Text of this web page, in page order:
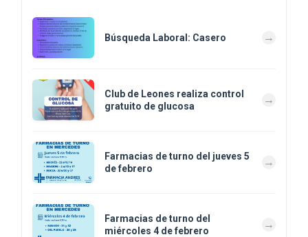
Búsqueda Laboral: Casero
Club de Leones realiza control
gratuito de glucosa
Farmacias de turno del jueves 5
de febrero
Farmacias de turno del
miércoles 4 de febrero